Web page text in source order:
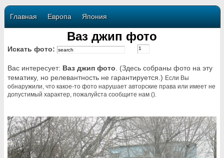
Главная Европа Япония
Ваз джип фото
Искать фото:
Вас интересует: Ваз джип фото . (Здесь собраны фото на эту
тематику, но релевантность не гарантируется.) Если Вы
обнаружили, что какое-то фото нарушает авторские права или имеет не
допустимый характер, пожалуйста сообщите нам ().